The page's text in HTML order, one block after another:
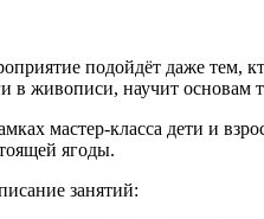
подойдёт даже тем,
в живописи, научит основам
мастер-класса дети и
ягоды.
занятий: